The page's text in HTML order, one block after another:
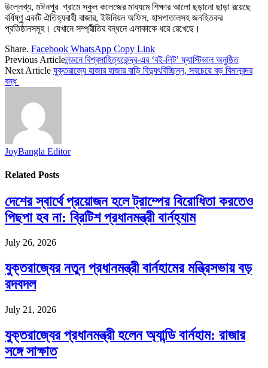
উল্লেখ্য, মঈনপুর গ্রামে স্কুল কলেজের মাধ্যমে শিক্ষার আলো ছড়ানো ছাড়া রয়েছে
বর্ধিষ্ণু একটি ঐতিহ্যবাহী বাজার, ইউনিয়ন অফিস, হাসপাতালসহ জনহিতকর
প্রতিষ্ঠানসমূহ। যেখানে সম্প্রীতির বন্ধনে এলাকাকে ধরে রেখেছে।
Share. Facebook WhatsApp Copy Link
Previous Articleলন্ডনে বিশ্বসাহিত্যকেন্দ্র-এর ‘বই-লিট’ ফ্যাস্টিভাল অনুষ্ঠিত
Next Article যুক্তরাজ্যে হাজার হাজার বাড়ি বিদ্যুৎবিচ্ছিন্ন, সবচেয়ে বড় বিমানবন্দর
বন্ধ
JoyBangla Editor
Related Posts
দেশের স্বার্থে প্রয়োজন হলে ট্রাম্পের বিরোধিতা করতেও
পিছপা হব না: ব্রিটিশ প্রধানমন্ত্রী বার্নহ্যাম
July 26, 2026
যুক্তরাজ্যের নতুন প্রধানমন্ত্রী বার্নহামের মন্ত্রিসভায় বড়
রদবদল
July 21, 2026
যুক্তরাজ্যের প্রধানমন্ত্রী হলেন অ্যান্ডি বার্নহাম: রাজার
সঙ্গে সাক্ষাত